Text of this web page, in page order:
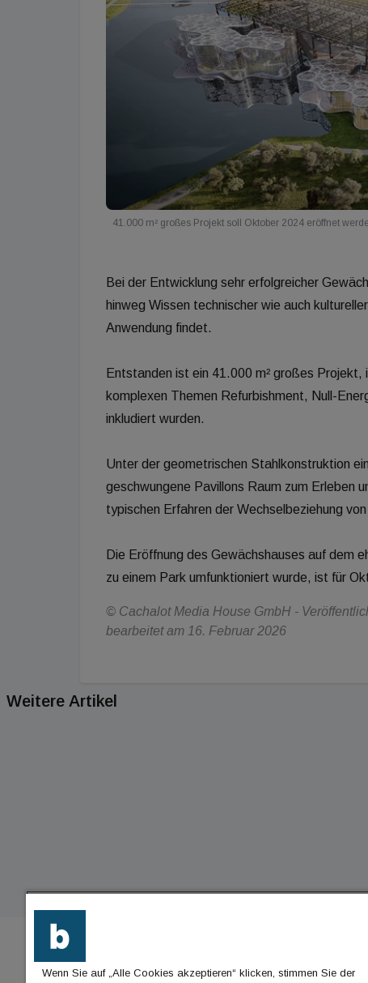
41.000 m² großes Projekt soll Oktober 2024 eröffnet
Bei der Entwicklung sehr erfolgreicher
hinweg Wissen technischer wie auch
Anwendung findet.
Entstanden ist ein 41.000 m² großes Projekt,
komplexen Themen Refurbishment, Null-
inkludiert wurden.
Unter der geometrischen Stahlkonstruktion
geschwungene Pavillons Raum zum Erleben
typischen Erfahren der Wechselbeziehung
Die Eröffnung des Gewächshauses auf dem
zu einem Park umfunktioniert wurde, ist für
© Cachalot Media House GmbH -
bearbeitet am 16. Februar 2026
Weitere Artikel
Wenn Sie auf „Alle Cookies akzeptieren“ klicken, stimmen Sie der